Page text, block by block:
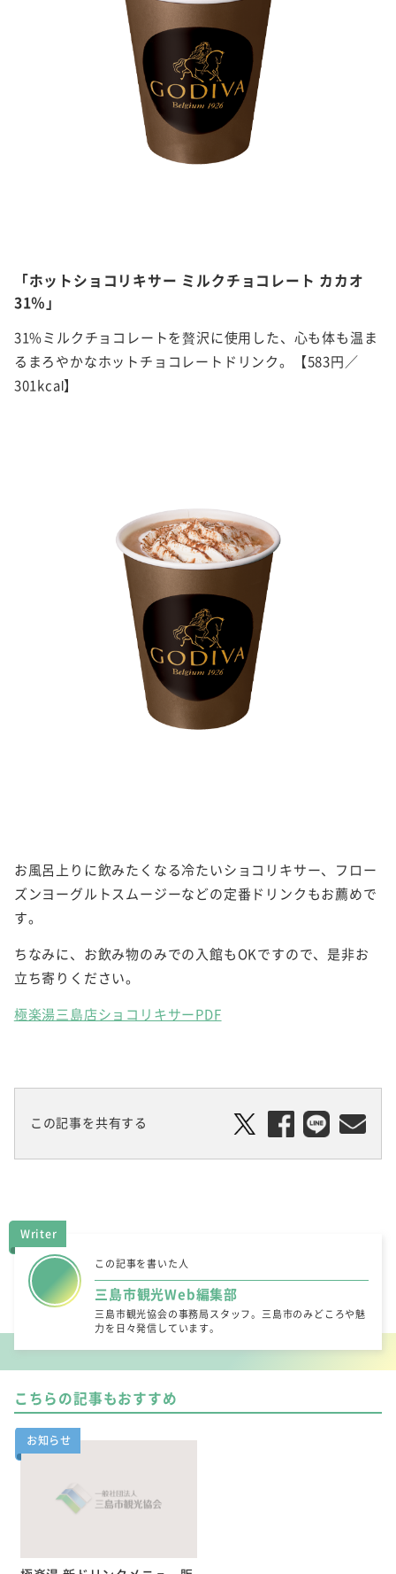
「ホットショコリキサー ミルクチョコレート カカオ
31％」
31%ミルクチョコレートを贅沢に使用した、心も体も温ま
るまろやかなホットチョコレートドリンク。【583円／
301kcal】
お風呂上りに飲みたくなる冷たいショコリキサー、フロー
ズンヨーグルトスムージーなどの定番ドリンクもお薦めで
す。
ちなみに、お飲み物のみでの入館もOKですので、是非お
立ち寄りください。
極楽湯三島店ショコリキサーPDF
この記事を共有する
Writer
この記事を書いた人
三島市観光Web編集部
三島市観光協会の事務局スタッフ。三島市のみどころや魅
力を日々発信しています。
こちらの記事もおすすめ
お知らせ